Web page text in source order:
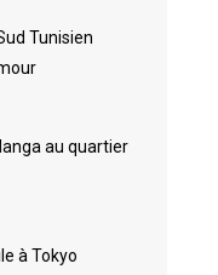
Tunisien
au quartier
à Tokyo